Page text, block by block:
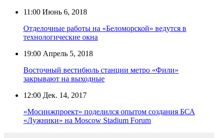
11:00 Июнь 6, 2018
Отделочные работы на «Беломорской» ведутся в
технологические окна
19:00 Апрель 5, 2018
Восточный вестибюль станции метро «Фили»
закрывают на выходные
12:00 Дек. 14, 2017
«Мосинжпроект» поделился опытом создания БСА
«Лужники» на Moscow Stadium Forum